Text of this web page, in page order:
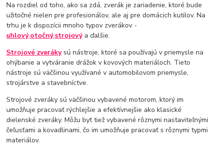
Na rozdiel od toho, ako sa zdá, zverák je zariadenie, ktoré bude
užitočné nielen pre profesionálov, ale aj pre domácich kutilov. Na
trhu je k dispozícii mnoho typov zverákov -
uhlový,otočný,strojovýa ďalšie.
Strojové zverákysú nástroje, ktoré sa používajú v priemysle na
ohýbanie a vytváranie drážok v kovových materiáloch. Tieto
nástroje sú väčšinou využívané v automobilovom priemysle,
strojárstve a stavebníctve.
Strojové zveráky sú väčšinou vybavené motorom, ktorý im
umožňuje pracovať rýchlejšie a efektívnejšie ako klasické
dielenské zveráky. Môžu byť tiež vybavené rôznymi nastaviteľnými
čeľusťami a kovadlinami, čo im umožňuje pracovať s rôznymi typmi
materiálov.